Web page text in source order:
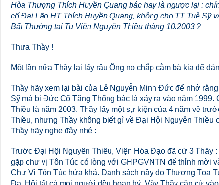
Hòa Thượng Thích Huyền Quang bác hay là ngược lại :
cố Đại Lão HT Thích Huyền Quang, không cho TT Tuệ Sỹ
Bất Thường tại Tu Viện Nguyên Thiều tháng 10.2003 ?
Thưa Thầy !
Một lần nữa Thầy lại lấy râu Ông nọ chắp cằm bà kia để
Thầy hãy xem lại bài của Lê Nguyễn Minh Đức để nhớ
Sỹ mà bị Đức Cố Tăng Thống bác là xảy ra vào năm
Thiều là năm 2003. Thầy lấy một sự kiện của 4 năm về
Thiều, nhưng Thầy không biết gì về Đại Hội Nguyên Thiều
Thầy hãy nghe đây nhé :
Trước Đại Hội Nguyên Thiều, Viện Hóa Đạo đã cử 3 Thầy
gặp chư vị Tôn Túc có lòng với GHPGVNTN để thỉnh mời
Chư Vị Tôn Túc hứa khả. Danh sách nầy do Thượng Tọa
Đại Hội tất cả mọi người đều hoan hỷ. Vậy Thầy căn cứ